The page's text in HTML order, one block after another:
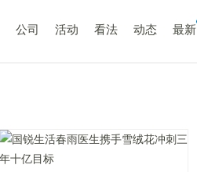
公司 活动 看法 动态 最新